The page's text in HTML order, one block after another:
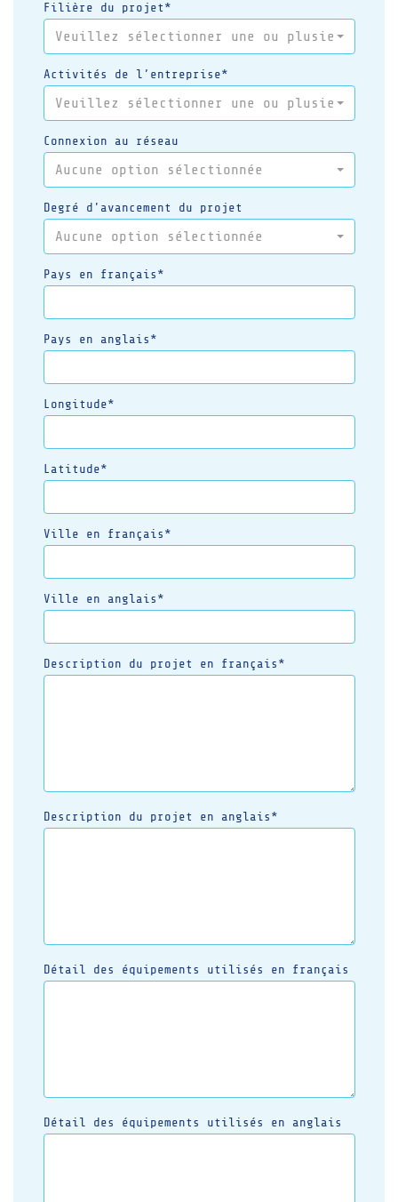
Filière du projet*
Veuillez sélectionner une ou plusieurs
Activités de l’entreprise*
Veuillez sélectionner une ou plusieurs
Connexion au réseau
Aucune option sélectionnée
Degré d'avancement du projet
Aucune option sélectionnée
Pays en français*
Pays en anglais*
Longitude*
Latitude*
Ville en français*
Ville en anglais*
Description du projet en français*
Description du projet en anglais*
Détail des équipements utilisés en français
Détail des équipements utilisés en anglais